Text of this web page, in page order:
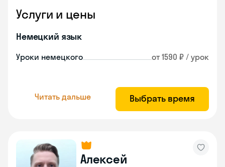
Услуги и цены
Немецкий язык
Уроки немецкого от 1590 ₽ / урок
Читать дальше Выбрать время
Алексей